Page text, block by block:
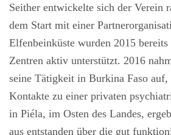
Seither entwickelte sich der Verein
dem Start mit einer
Elfenbeinküste wurden 2015
Zentren aktiv unterstützt. 2016
seine Tätigkeit in Burkina Faso auf,
Kontakte zu einer privaten
in Piéla, im Osten des Landes,
aus entstanden über die gut